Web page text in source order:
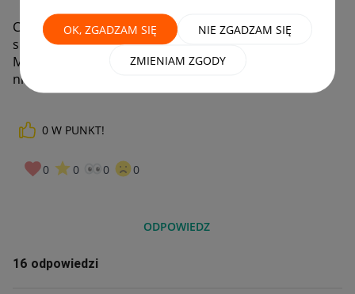
OK, ZGADZAM SIĘ NIE ZGADZAM SIĘ
ZMIENIAM ZGODY
Czy działa wam wyświetlanie wykresów z wynikami
sprzedaży (obrót, zamówienia, odsłony) w zakładce
Moja Sprzedaż? U mnie od kilku dni kręci się kółko i nic
nie wyświetla.
0 W PUNKT!
0 0 0 0
ODPOWIEDZ
16 odpowiedzi